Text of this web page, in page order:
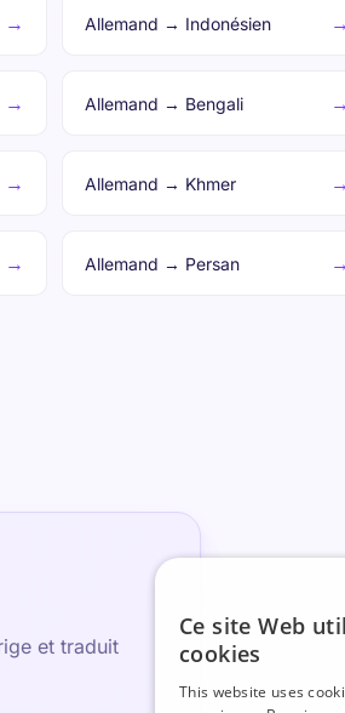
→ Allemand → Indonésien →
→ Allemand → Bengali →
→ Allemand → Khmer →
→ Allemand → Persan →
et traduit
Ce site Web
cookies
This website uses